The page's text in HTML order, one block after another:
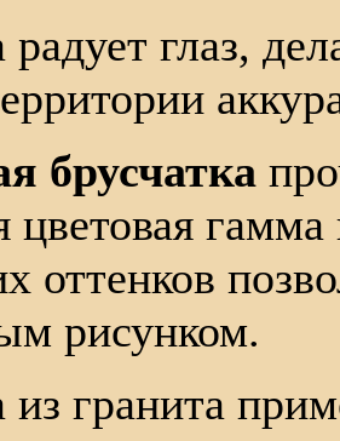
радует глаз,
брусчатка
цветовая
оттенков
рисунком.
из гранита